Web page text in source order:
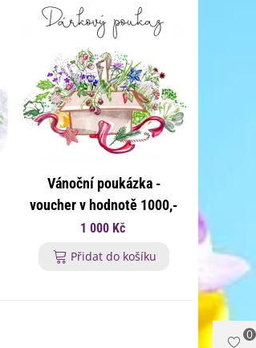
Vánoční poukázka -
voucher v hodnotě 1000,-
Kč
1 000 Kč
Přidat do košíku
0